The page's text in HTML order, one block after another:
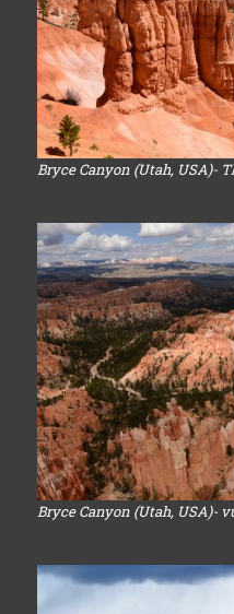
Bryce Canyon (Utah, USA)-
Bryce Canyon (Utah, USA)-